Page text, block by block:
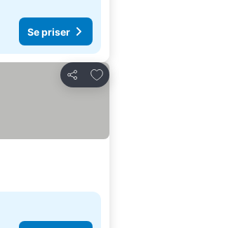
Se priser
Del
Føj til favoritter